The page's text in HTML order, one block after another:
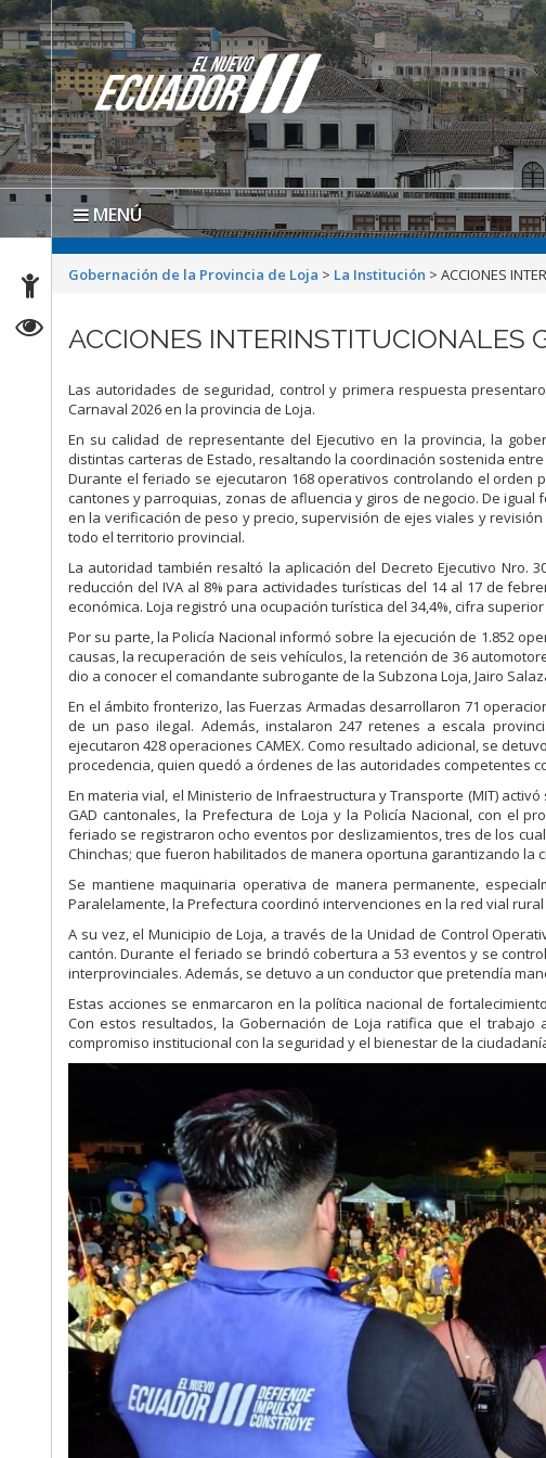
MENÚ
Gobernación de la Provincia de Loja > La Institución >ACCIONES
ACCIONES INTERINSTITUCIONALES
Las autoridades de seguridad, control y primera respuesta
Carnaval 2026 en la provincia de Loja.
En su calidad de representante del Ejecutivo en la provincia, la
distintas carteras de Estado, resaltando la coordinación sostenida
Durante el feriado se ejecutaron 168 operativos controlando el
cantones y parroquias, zonas de afluencia y giros de negocio. De
en la verificación de peso y precio, supervisión de ejes viales y
todo el territorio provincial.
La autoridad también resaltó la aplicación del Decreto Ejecutivo Nro.
reducción del IVA al 8% para actividades turísticas del 14 al 17 de
económica. Loja registró una ocupación turística del 34,4%, cifra
Por su parte, la Policía Nacional informó sobre la ejecución de 1.852
causas, la recuperación de seis vehículos, la retención de 36
dio a conocer el comandante subrogante de la Subzona Loja, Jairo
En el ámbito fronterizo, las Fuerzas Armadas desarrollaron 71
de un paso ilegal. Además, instalaron 247 retenes a escala
ejecutaron 428 operaciones CAMEX. Como resultado adicional, se
procedencia, quien quedó a órdenes de las autoridades competentes
En materia vial, el Ministerio de Infraestructura y Transporte (MIT)
GAD cantonales, la Prefectura de Loja y la Policía Nacional, con el
feriado se registraron ocho eventos por deslizamientos, tres de los
Chinchas; que fueron habilitados de manera oportuna garantizando la
Se mantiene maquinaria operativa de manera permanente,
Paralelamente, la Prefectura coordinó intervenciones en la red vial
A su vez, el Municipio de Loja, a través de la Unidad de Control
cantón. Durante el feriado se brindó cobertura a 53 eventos y se
interprovinciales. Además, se detuvo a un conductor que pretendía
Estas acciones se enmarcaron en la política nacional de
Con estos resultados, la Gobernación de Loja ratifica que el
compromiso institucional con la seguridad y el bienestar de la